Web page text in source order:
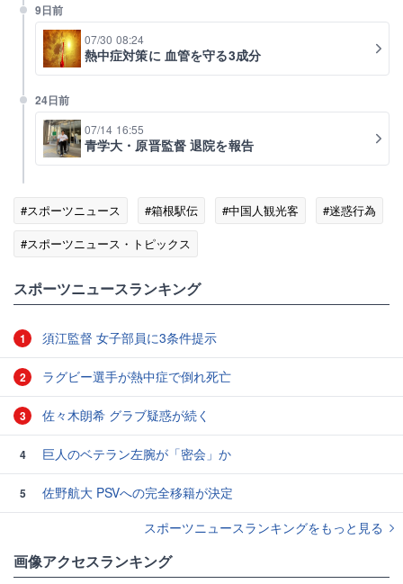
9日前
07/30 08:24
熱中症対策に 血管を守る3成分
24日前
07/14 16:55
青学大・原晋監督 退院を報告
#スポーツニュース #箱根駅伝 #中国人観光客
#迷惑行為
#スポーツニュース・トピックス
スポーツニュースランキング
1 須江監督 女子部員に3条件提示
2 ラグビー選手が熱中症で倒れ死亡
3 佐々木朗希 グラブ疑惑が続く
4 巨人のベテラン左腕が「密会」か
5
佐野航大 PSVへの完全移籍が決定
スポーツニュースランキングをもっと見る
画像アクセスランキング